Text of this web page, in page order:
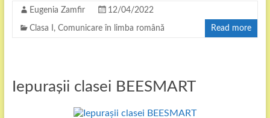
Eugenia Zamfir 12/04/2022
Clasa I , Comunicare în limba română Read more
Iepurașii clasei BEESMART